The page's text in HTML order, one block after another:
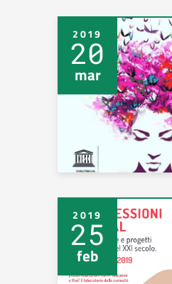
2019
20
mar
2019
25
feb